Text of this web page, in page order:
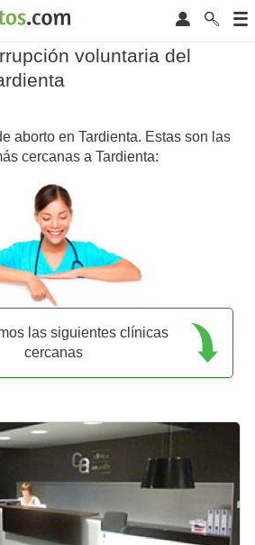
voluntaria del
aborto en Tardienta. Estas son las
cercanas a Tardienta:
las siguientes clínicas
cercanas